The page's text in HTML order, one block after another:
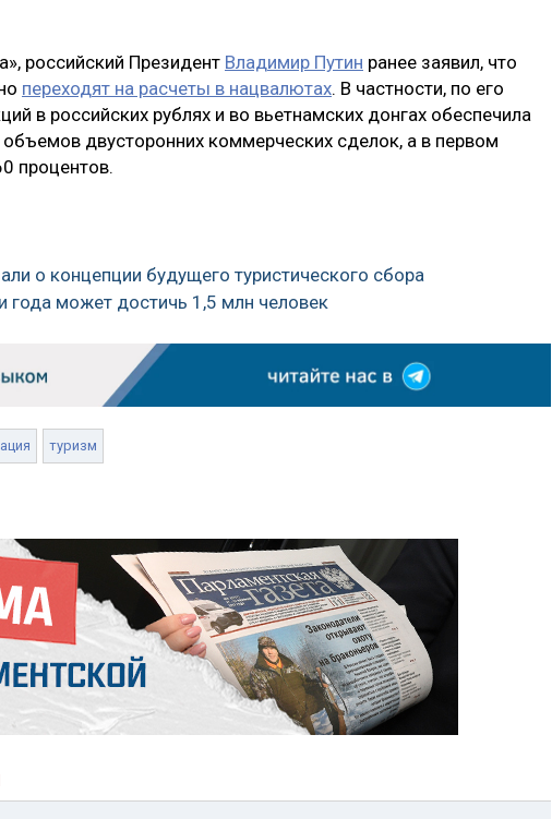
российский Президент Владимир Путин ранее заявил, что
переходят на расчеты в нацвалютах. В частности, по его
в российских рублях и во вьетнамских донгах обеспечила
двусторонних коммерческих сделок, а в первом
процентов.
о концепции будущего туристического сбора
года может достичь 1,5 млн человек
туризм